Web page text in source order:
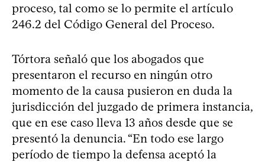
proceso, tal como se lo permite el artículo
246.2 del Código General del Proceso.
Tórtora señaló que los abogados que
presentaron el recurso en ningún otro
momento de la causa pusieron en duda la
jurisdicción del juzgado de primera instancia,
que en ese caso lleva 13 años desde que se
presentó la denuncia. “En todo ese largo
período de tiempo la defensa aceptó la